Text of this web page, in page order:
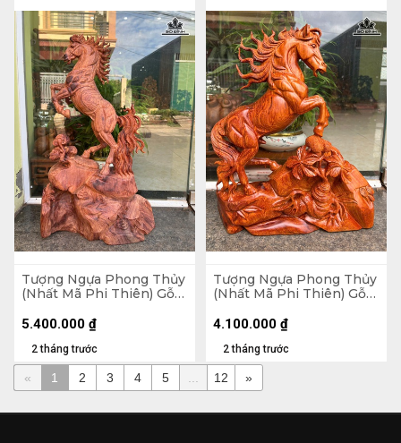
Tượng Ngựa Phong Thủy
(Nhất Mã Phi Thiên) Gỗ
Sâu 15 (cm)
2 tháng trước
5.400.000 ₫
Tượng Ngựa Phong Thủy
(Nhất Mã Phi Thiên) Gỗ
Sâu 15 (cm)
2 tháng trước
4.100.000 ₫
« 1 2 3 4 5 ... 12 »